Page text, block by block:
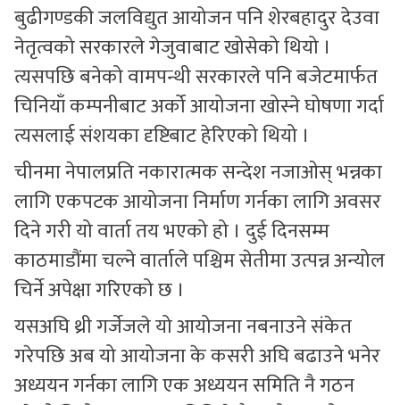
बुढीगण्डकी जलविद्युत आयोजन पनि शेरबहादुर देउवा
नेतृत्वको सरकारले गेजुवाबाट खोसेको थियो ।
त्यसपछि बनेको वामपन्थी सरकारले पनि बजेटमार्फत
चिनियाँ कम्पनीबाट अर्को आयोजना खोस्ने घोषणा गर्दा
त्यसलाई संशयका दृष्टिबाट हेरिएको थियो ।
चीनमा नेपालप्रति नकारात्मक सन्देश नजाओस् भन्नका
लागि एकपटक आयोजना निर्माण गर्नका लागि अवसर
दिने गरी यो वार्ता तय भएको हो । दुई दिनसम्म
काठमाडौंमा चल्ने वार्ताले पश्चिम सेतीमा उत्पन्न अन्योल
चिर्ने अपेक्षा गरिएको छ ।
यसअघि थ्री गर्जेजले यो आयोजना नबनाउने संकेत
गरेपछि अब यो आयोजना के कसरी अघि बढाउने भनेर
अध्ययन गर्नका लागि एक अध्ययन समिति नै गठन